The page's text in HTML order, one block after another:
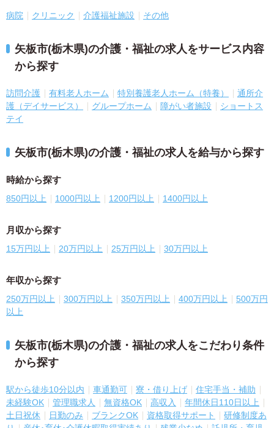
病院 クリニック 介護福祉施設 その他
矢板市(栃木県)の介護・福祉の求人をサービス内容
から探す
訪問介護 有料老人ホーム 特別養護老人ホーム（特養）
通所介
護（デイサービス）
グループホーム 障がい者施設
ショートス
テイ
矢板市(栃木県)の介護・福祉の求人を給与から探す
時給から探す
850円以上 1000円以上 1200円以上 1400円以上
月収から探す
15万円以上 20万円以上 25万円以上 30万円以上
年収から探す
250万円以上 300万円以上 350万円以上 400万円以上
500万円
以上
矢板市(栃木県)の介護・福祉の求人をこだわり条件
から探す
駅から徒歩10分以内 車通勤可 寮・借り上げ
住宅手当・補助
未経験OK
管理職求人 無資格OK 高収入
年間休日110日以上
土日祝休
日勤のみ ブランクOK 資格取得サポート
研修制度あ